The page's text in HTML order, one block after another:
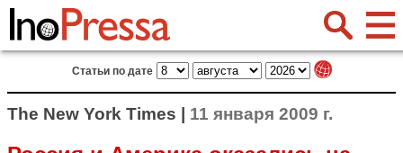
Статьи по дате
The New York Times | 11 января 2009 г.